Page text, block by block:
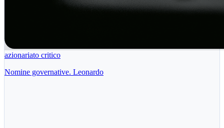
azionariato critico
Nomine governative. Leonardo